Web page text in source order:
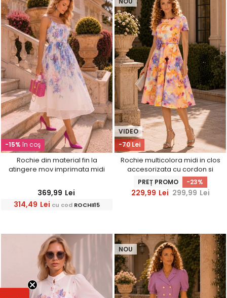
-15% în coş
Rochie din material fin la
atingere mov imprimata midi
369,99 Lei
314,49 Lei cu cod ROCHII15
-70 Lei
VIDEO
Rochie multicolora midi in clos
accesorizata cu cordon si
buzunare laterale
PREȚ PROMO -23%
229,99 Lei 299,99 Lei
NOU